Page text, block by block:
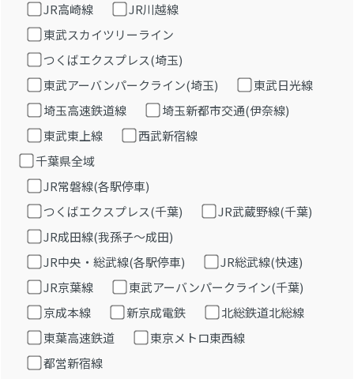
JR高崎線
JR川越線
東武スカイツリーライン
つくばエクスプレス(埼玉)
東武アーバンパークライン(埼玉)
東武日光線
埼玉高速鉄道線
埼玉新都市交通(伊奈線)
東武東上線
西武新宿線
千葉県全域
JR常磐線(各駅停車)
つくばエクスプレス(千葉)
JR武蔵野線(千葉)
JR成田線(我孫子～成田)
JR中央・総武線(各駅停車)
JR総武線(快速)
JR京葉線
東武アーバンパークライン(千葉)
京成本線
新京成電鉄
北総鉄道北総線
東葉高速鉄道
東京メトロ東西線
都営新宿線